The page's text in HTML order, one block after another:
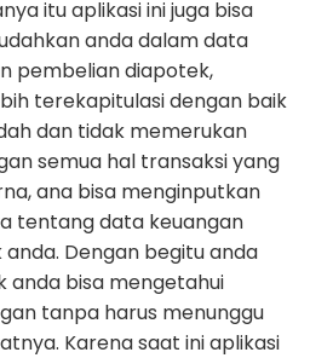
itu aplikasi ini juga bisa
anda dalam data
pembelian diapotek,
terekapitulasi dengan baik
dan tidak memerukan
semua hal transaksi yang
ana bisa menginputkan
tentang data keuangan
Dengan begitu anda
anda bisa mengetahui
tanpa harus menunggu
Karena saat ini aplikasi